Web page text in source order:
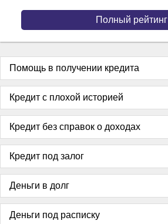
Полный рейтинг
Помощь в получении кредита
Кредит с плохой историей
Кредит без справок о доходах
Кредит под залог
Деньги в долг
Деньги под расписку